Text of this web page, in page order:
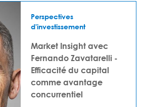
Perspectives
d'investissement
Market Insight avec
Fernando Zavatarelli -
Efficacité du capital
comme avantage
concurrentiel